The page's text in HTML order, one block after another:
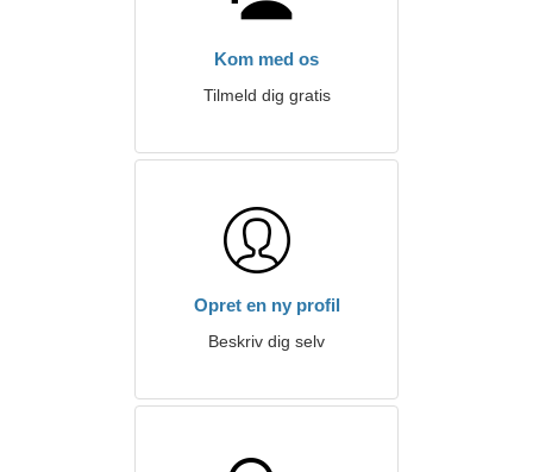
Kom med os
Tilmeld dig gratis
Opret en ny profil
Beskriv dig selv